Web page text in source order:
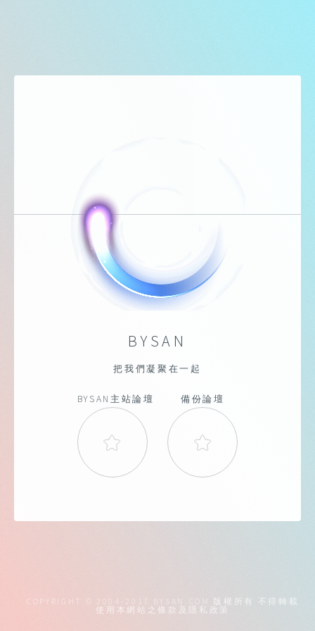
BYSAN
把我們凝聚在一起
BYSAN主站論壇 備份論壇
COPYRIGHT © 2004-2017 BYSAN.COM 版權所有 不得轉載
使用本網站之條款及隱私政策